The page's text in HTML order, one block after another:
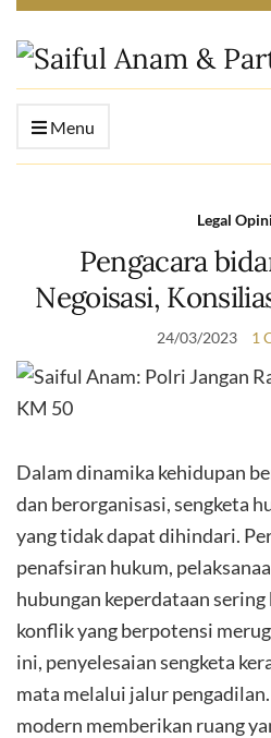
Menu
Legal
Pengacara
Negoisasi,
24/03/2023 1
Dalam dinamika kehidupan
dan berorganisasi, sengketa
yang tidak dapat dihindari.
penafsiran hukum,
hubungan keperdataan
konflik yang berpotensi
ini, penyelesaian sengketa
mata melalui jalur
modern memberikan ruang